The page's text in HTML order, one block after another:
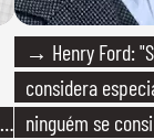
→ Henry Ford:
considera
ninguém se